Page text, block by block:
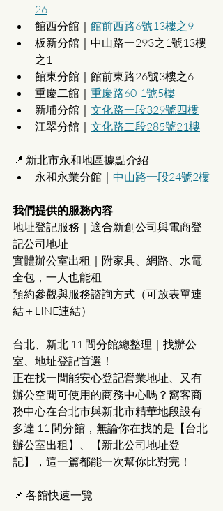
26
館西分館｜ 館前西路6號13樓之9
板新分館｜中山路一293之1號13樓
之1
館東分館｜館前東路26號3樓之6
重慶二館｜ 重慶路60-1號5樓
新埔分館｜ 文化路一段329號四樓
江翠分館｜ 文化路二段285號21樓
📍 新北市永和地區據點介紹
永和永業分館｜ 中山路一段24號2樓
我們提供的服務內容
地址登記服務｜適合新創公司與電商登
記公司地址
實體辦公室出租｜附家具、網路、水電
全包，一人也能租
預約參觀與服務諮詢方式（可放表單連
結＋LINE連結）
台北、新北 11 間分館總整理｜找辦公
室、地址登記首選！
正在找一間能安心登記營業地址、又有
辦公空間可使用的商務中心嗎？窩客商
務中心在台北市與新北市精華地段設有
多達 11 間分館，無論你在找的是【台北
辦公室出租】、【新北公司地址登
記】，這一篇都能一次幫你比對完！
📌 各館快速一覽